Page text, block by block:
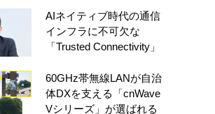
AIネイティブ時代の通信
インフラに不可欠な
「Trusted Connectivity」
60GHz帯無線LANが自治
体DXを支える「cnWave
Vシリーズ」が選ばれる